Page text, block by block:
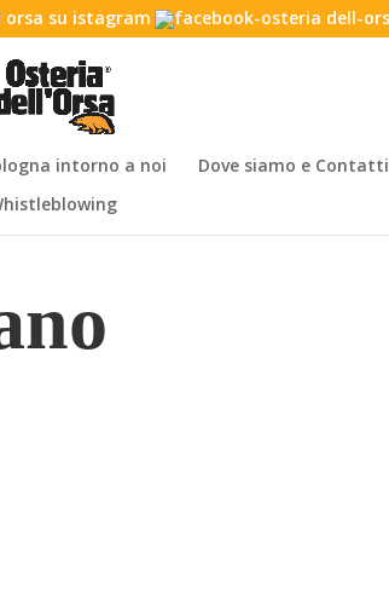
intorno a noi Dove siamo e Contatti